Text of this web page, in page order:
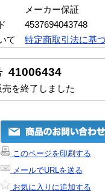
メーカー保証
4537694043748
て
特定商取引法に基
41006434
を終了しました
このページを印刷する
メールでURLを送る
お気に入りに追加する